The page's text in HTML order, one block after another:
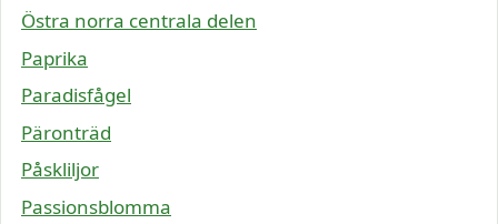
Östra norra centrala delen
Paprika
Paradisfågel
Päronträd
Påskliljor
Passionsblomma